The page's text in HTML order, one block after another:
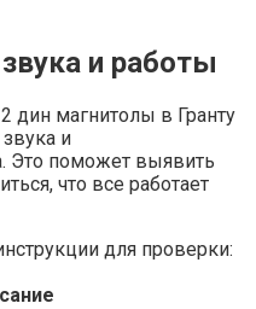
и работы
дин магнитолы в Гранту
и
Это поможет выявить
что все работает
для проверки: